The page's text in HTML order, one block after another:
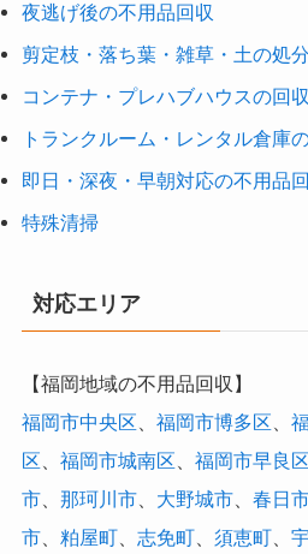
夜逃げ後の不用品回収
剪定枝・落ち葉・雑草・土の処
コンテナ・プレハブハウスの回
トランクルーム・レンタル倉庫
即日・深夜・早朝対応の不用品
特殊清掃
対応エリア
【福岡地域の不用品回収】
福岡市中央区
福岡市博多区
区
福岡市城南区 福岡市早良区
市、 那珂川市、 大野城市、 春日
市、 粕屋町、 志免町、 須恵町、